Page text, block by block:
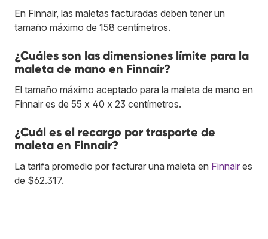
En Finnair, las maletas facturadas deben tener un
tamaño máximo de 158 centímetros.
¿Cuáles son las dimensiones límite para la
maleta de mano en Finnair?
El tamaño máximo aceptado para la maleta de mano en
Finnair es de 55 x 40 x 23 centímetros.
¿Cuál es el recargo por trasporte de
maleta en Finnair?
La tarifa promedio por facturar una maleta en Finnair es
de $62.317.